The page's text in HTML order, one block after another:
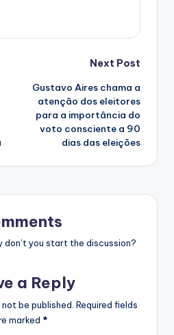
Next Post
Gustavo Aires chama a
atenção dos eleitores
para a importância do
voto consciente a 90
dias das eleições
don’t you start the discussion?
a Reply
be published. Required fields
marked *